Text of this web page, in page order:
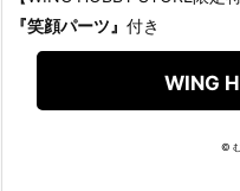
『笑顔パーツ』 付き
WING
©